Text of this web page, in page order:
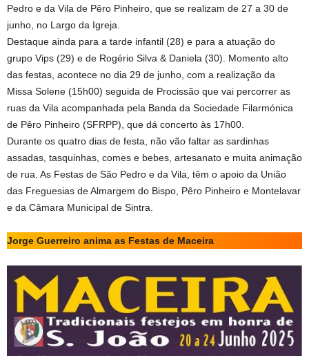
Pedro e da Vila de Pêro Pinheiro, que se realizam de 27 a 30 de
junho, no Largo da Igreja.
Destaque ainda para a tarde infantil (28) e para a atuação do
grupo Vips (29) e de Rogério Silva & Daniela (30). Momento alto
das festas, acontece no dia 29 de junho, com a realização da
Missa Solene (15h00) seguida de Procissão que vai percorrer as
ruas da Vila acompanhada pela Banda da Sociedade Filarmónica
de Pêro Pinheiro (SFRPP), que dá concerto às 17h00.
Durante os quatro dias de festa, não vão faltar as sardinhas
assadas, tasquinhas, comes e bebes, artesanato e muita animação
de rua. As Festas de São Pedro e da Vila, têm o apoio da União
das Freguesias de Almargem do Bispo, Pêro Pinheiro e Montelavar
e da Câmara Municipal de Sintra.
Jorge Guerreiro anima as Festas de Maceira